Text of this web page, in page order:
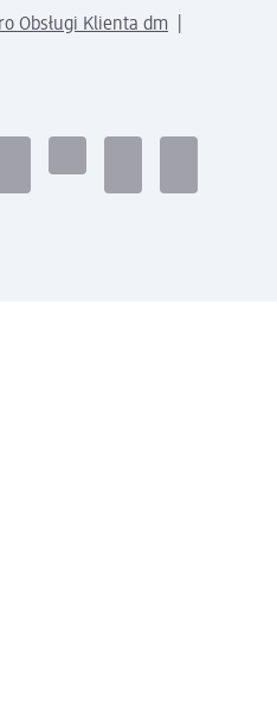
Obsługi Klienta dm